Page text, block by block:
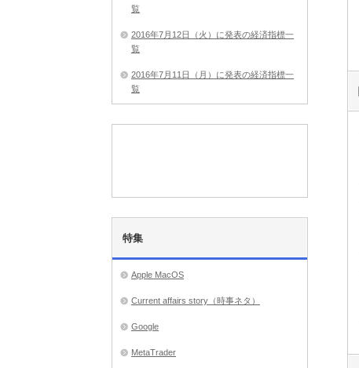
覧
2016年7月12日（火）に発表の経済指標一
覧
2016年7月11日（月）に発表の経済指標一
覧
特集
Apple MacOS
Current affairs story（時事ネタ）
Google
MetaTrader